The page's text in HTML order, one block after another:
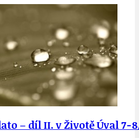
– díl II. v Životě Úval 7-